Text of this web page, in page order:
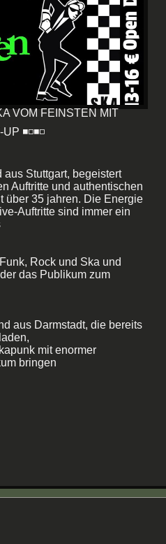
VOM FEINSTEN MIT
◾️◽️◾️◽️
Stuttgart, begeistert
Auftritte und authentischen
über 35 jahren. Die Energie
Auftritte sind immer ein
Rock und Ska und
das Publikum zum
aus Darmstadt, die bereits
mit enormer
bringen